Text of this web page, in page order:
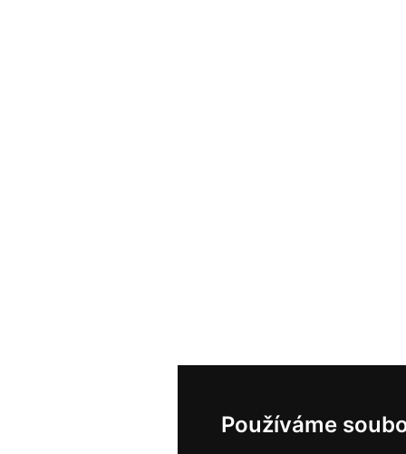
Používáme